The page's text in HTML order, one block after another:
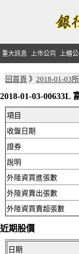
重大訊息 上市公司 上櫃
回首頁 》 2018-01-03
2018-01-03-00633L
項目
收盤日期
證券
說明
外陸資買進張數
外陸資賣出張數
外陸資買賣超張數
近期股價
日期